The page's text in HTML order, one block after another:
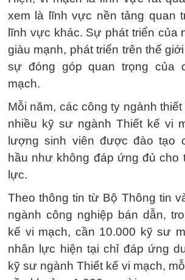
xem là lĩnh vực nền tảng quan
lĩnh vực khác. Sự phát triển của
giàu mạnh, phát triển trên thế
sự đóng góp quan trọng của
mạch.
Mỗi năm, các công ty ngành
nhiều kỹ sư ngành Thiết kế vi
lượng sinh viên được đào tạo
hầu như không đáp ứng đủ cho
lực.
Theo thông tin từ Bộ Thông tin
ngành công nghiệp bán dẫn,
kế vi mạch, cần 10.000 kỹ sư
nhân lực hiện tại chỉ đáp ứng
kỹ sư ngành Thiết kế vi mạch,